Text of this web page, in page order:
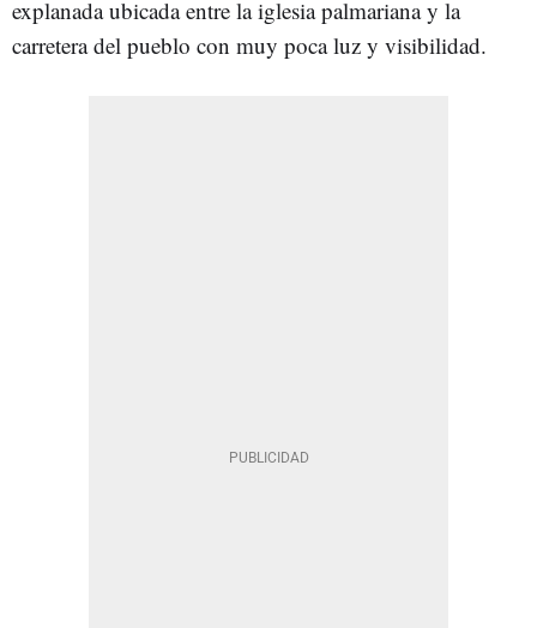
explanada ubicada entre la iglesia palmariana y la
carretera del pueblo con muy poca luz y visibilidad.